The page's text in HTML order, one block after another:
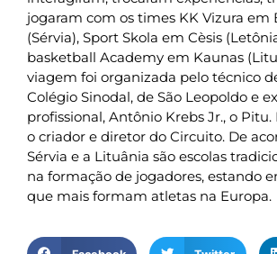
jogaram com os times KK Vizura em
(Sérvia), Sport Skola em Cèsis
basketball Academy em Kaunas
viagem foi organizada pelo técnico
Colégio Sinodal, de São Leopoldo e
profissional, Antônio Krebs Jr., o
o criador e diretor do Circuito. De
Sérvia e a Lituânia são escolas
na formação de jogadores, estando
que mais formam atletas na Europa.